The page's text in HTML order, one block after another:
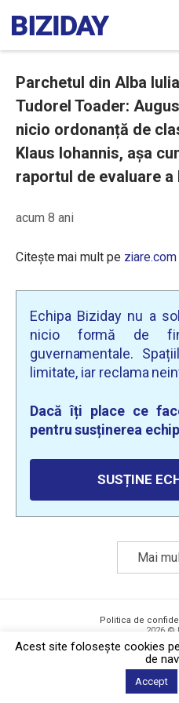
Parchetul din Alba
Tudorel Toader:
nicio ordonanță de
Klaus Iohannis, așa
raportul de evaluare
acum 8 ani
Citește mai mult pe ziare.com
Echipa Biziday nu a
nicio formă de
guvernamentale.
limitate, iar reclama
Dacă îți place ce
pentru susținerea
SUSȚINE
Mai
Politica de
2026 ©
Acest site foloseşte cookies
de
Accept